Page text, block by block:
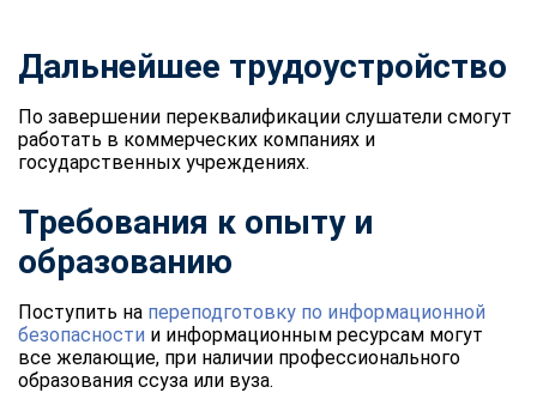
Дальнейшее трудоустройство
По завершении переквалификации слушатели смогут
работать в коммерческих компаниях и
государственных учреждениях.
Требования к опыту и
образованию
Поступить на переподготовку по информационной
безопасности и информационным ресурсам могут
все желающие, при наличии профессионального
образования ссуза или вуза.